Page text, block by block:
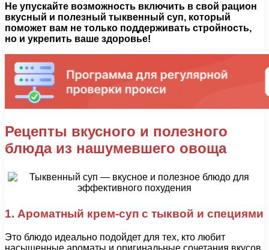
Не упускайте возможность включить в свой рацион
вкусный и полезный тыквенный суп, который
поможет вам не только поддерживать стройность,
но и укрепить ваше здоровье!
Рецепты вкусного и полезного
блюда из нашумевшего овоща
1. Ароматный крем-суп с тыквой и специями
Это блюдо идеально подойдет для тех, кто любит